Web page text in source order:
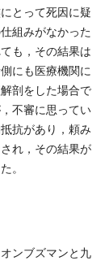
とって死因に疑
組みがなかった
も，その結果は
にも医療機関に
剖をした場合で
不審に思ってい
抗があり，頼み
れ，その結果が
。
ンブズマンと九